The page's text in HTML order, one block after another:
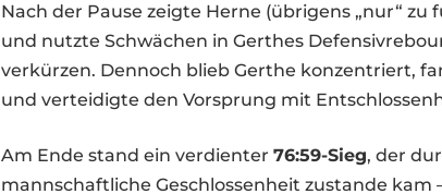
Nach der Pause zeigte Herne (übrigens „nur“
und nutzte Schwächen in Gerthes
verkürzen. Dennoch blieb Gerthe konzentriert,
und verteidigte den Vorsprung mit
Am Ende stand ein verdienter 76:59-Sieg, der
mannschaftliche Geschlossenheit zustande kam